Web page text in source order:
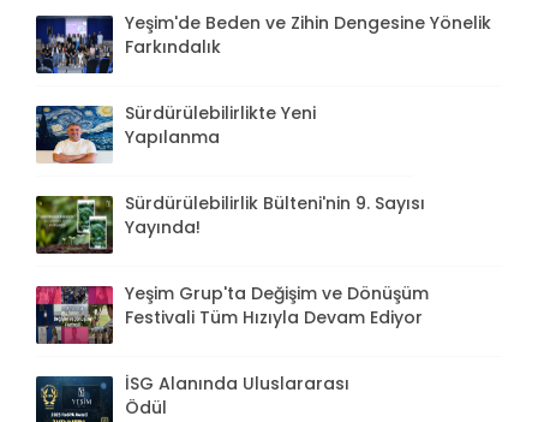
Yeşim'de Beden ve Zihin Dengesine Yönelik
Farkındalık
Sürdürülebilirlikte Yeni
Yapılanma
Sürdürülebilirlik Bülteni'nin 9. Sayısı
Yayında!
Yeşim Grup'ta Değişim ve Dönüşüm
Festivali Tüm Hızıyla Devam Ediyor
İSG Alanında Uluslararası
Ödül